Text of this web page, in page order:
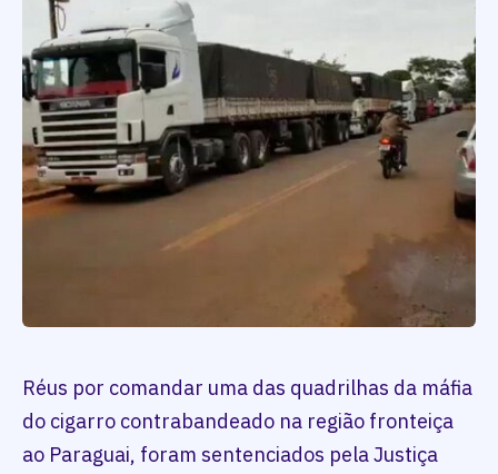
Réus por comandar uma das quadrilhas da máfia
do cigarro contrabandeado na região fronteiça
ao Paraguai, foram sentenciados pela Justiça